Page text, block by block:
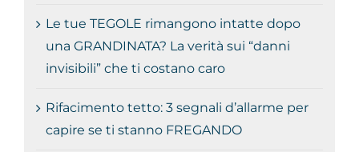
Le tue TEGOLE rimangono intatte dopo
una GRANDINATA? La verità sui “danni
invisibili” che ti costano caro
Rifacimento tetto: 3 segnali d’allarme per
capire se ti stanno FREGANDO